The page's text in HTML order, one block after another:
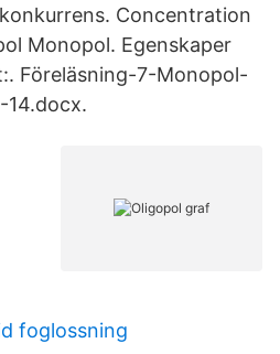
Concentration
Monopol. Egenskaper
Föreläsning-7-Monopol-
14.docx.
foglossning